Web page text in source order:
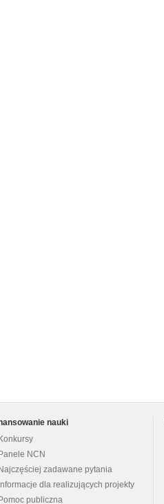
nauki
Konkursy
Panele NCN
Najczęściej zadawane pytania
Informacje dla realizujących projekty
Pomoc publiczna